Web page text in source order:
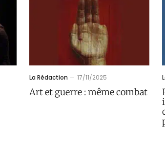
La Rédaction 17/11/2025
Art et guerre : même combat